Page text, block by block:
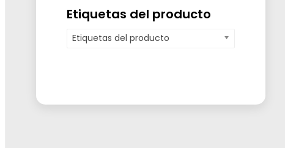
Etiquetas del producto
Etiquetas del producto